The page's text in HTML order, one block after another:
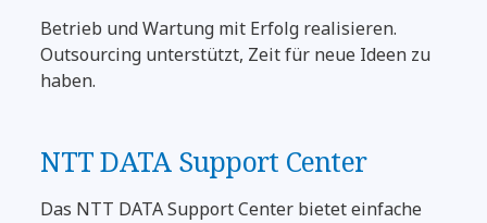
Betrieb und Wartung mit Erfolg realisieren.
Outsourcing unterstützt, Zeit für neue Ideen zu
haben.
NTT DATA Support Center
Das NTT DATA Support Center bietet einfache